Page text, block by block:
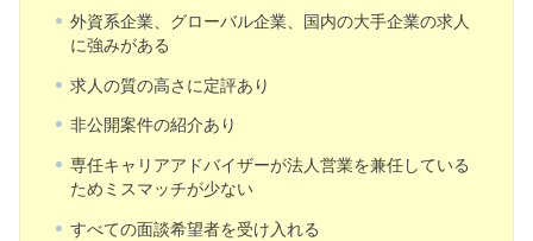
外資系企業、グローバル企業、国内の大手企業の求人
に強みがある
求人の質の高さに定評あり
非公開案件の紹介あり
専任キャリアアドバイザーが法人営業を兼任している
ためミスマッチが少ない
すべての面談希望者を受け入れる